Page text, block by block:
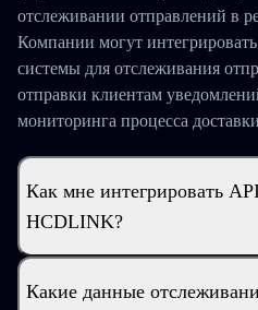
отслеживании отправлений в
Компании могут
системы для отслеживания
отправки клиентам
мониторинга процесса
Как мне интегрировать
HCDLINK?
Какие данные